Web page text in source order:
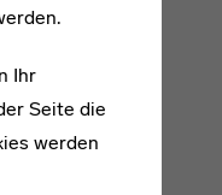
Ihr
Seite die
werden